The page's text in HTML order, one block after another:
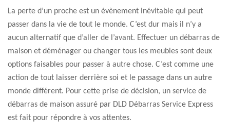
La perte d’un proche est un évènement inévitable qui peut
passer dans la vie de tout le monde. C’est dur mais il n’y a
aucun alternatif que d’aller de l’avant. Effectuer un débarras de
maison et déménager ou changer tous les meubles sont deux
options faisables pour passer à autre chose. C’est comme une
action de tout laisser derrière soi et le passage dans un autre
monde différent. Pour cette prise de décision, un service de
débarras de maison assuré par DLD Débarras Service Express
est fait pour répondre à vos attentes.